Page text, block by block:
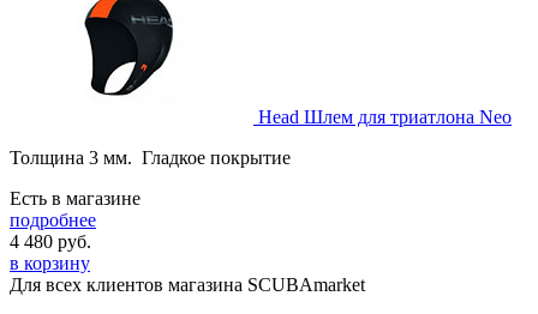
Head Шлем для триатлона Neo
Толщина 3 мм. Гладкое покрытие
Есть в магазине
подробнее
4 480 руб.
в корзину
Для всех клиентов магазина SCUBAmarket